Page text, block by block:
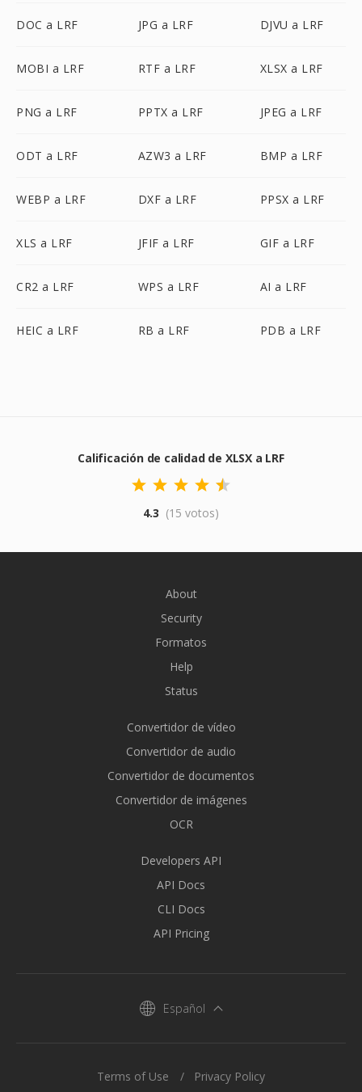
DOC a LRF JPG a LRF DJVU a LRF
MOBI a LRF RTF a LRF XLSX a LRF
PNG a LRF PPTX a LRF JPEG a LRF
ODT a LRF AZW3 a LRF BMP a LRF
WEBP a LRF DXF a LRF PPSX a LRF
XLS a LRF JFIF a LRF GIF a LRF
CR2 a LRF WPS a LRF AI a LRF
HEIC a LRF RB a LRF PDB a LRF
Calificación de calidad de XLSX a LRF
4.3 (15 votos)
About
Security
Formatos
Help
Status
Convertidor de vídeo
Convertidor de audio
Convertidor de documentos
Convertidor de imágenes
OCR
Developers API
API Docs
CLI Docs
API Pricing
Español
Terms of Use Privacy Policy